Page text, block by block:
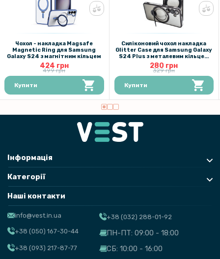
Чохол - накладка Magsafe
Magnetic Ring для Samsung
Galaxy S24 з магнітним кільцем
424 грн
499 грн
Купити
Силіконовий чохол накладка
Glitter Case для Samsung Galaxy
S24 Plus з металевим кільцем
тримачем та захистом для
камери
280 грн
329 грн
Купити
Інформація
Категорії
Наші контакти
info@vest.in.ua
+38 (050) 167-30-44
+38 (093) 217-87-77
+38 (032) 288-01-92
ПН-ПТ: 09:00 - 18:00
СБ: 10:00 - 16:00